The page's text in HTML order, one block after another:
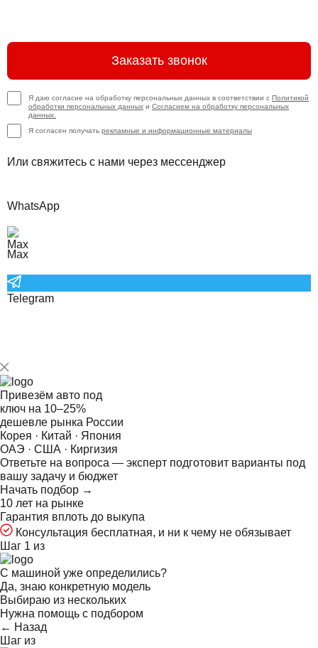
Заказать звонок
Я даю согласие на обработку персональных данных в соответствии с Политикой
обработки персональных данных и Согласием на обработку персональных
данных.
Я согласен получать рекламные и информационные материалы
Или свяжитесь с нами через мессенджер
WhatsApp
Max
Telegram
Привезём авто под
ключ на 10–25%
дешевле рынка России
Корея · Китай · Япония
ОАЭ · США · Киргизия
Ответьте на вопроса — эксперт подготовит варианты под
вашу задачу и бюджет
Начать подбор →
10 лет на рынке
Гарантия вплоть до выкупа
Консультация бесплатная, и ни к чему не обязывает
Шаг 1 из
С машиной уже определились?
Да, знаю конкретную модель
Выбираю из нескольких
Нужна помощь с подбором
← Назад
Шаг из